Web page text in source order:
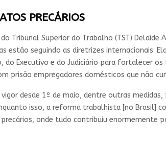
PRECÁRIOS
Tribunal Superior do Trabalho (TST)
estão seguindo as diretrizes internacionais.
do Executivo e do Judiciário para fortalecer
prisão empregadores domésticos que não
desde 1º de maio, dentre outras
isso, a reforma trabalhista [no Brasil]
onde tudo contribuiu enormemente